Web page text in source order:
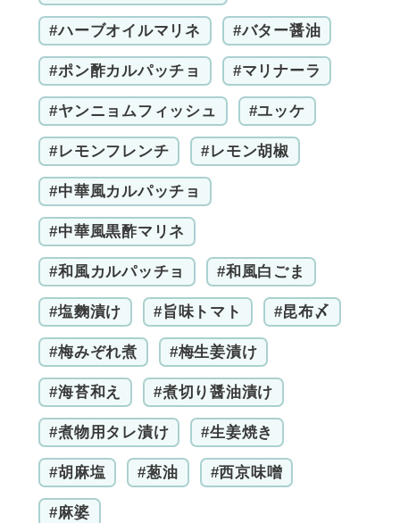
#ハーブオイルマリネ #バター醤油
#ポン酢カルパッチョ #マリナーラ
#ヤンニョムフィッシュ #ユッケ
#レモンフレンチ #レモン胡椒
#中華風カルパッチョ
#中華風黒酢マリネ
#和風カルパッチョ #和風白ごま
#塩麴漬け #旨味トマト #昆布〆
#梅みぞれ煮 #梅生姜漬け
#海苔和え #煮切り醤油漬け
#煮物用タレ漬け #生姜焼き
#胡麻塩 #葱油 #西京味噌
#麻婆